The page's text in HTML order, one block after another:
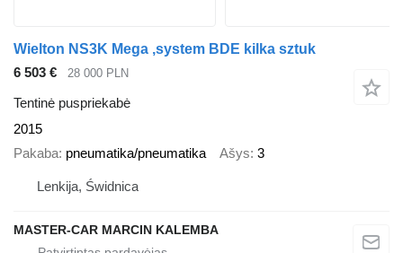
Wielton NS3K Mega ,system BDE kilka sztuk
6 503 €
28 000 PLN
Tentinė puspriekabė
2015
Pakaba pneumatika/pneumatika Ašys 3
Lenkija, Świdnica
MASTER-CAR MARCIN KALEMBA